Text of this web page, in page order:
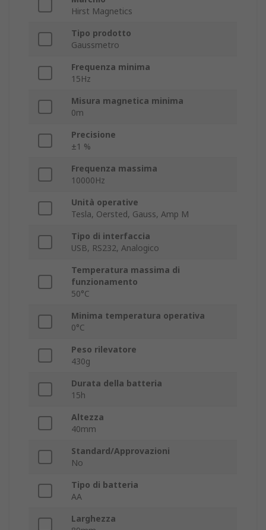
Hirst Magnetics
Tipo prodotto
Gaussmetro
Frequenza minima
15Hz
Misura magnetica minima
0m
Precisione
±1 %
Frequenza massima
10000Hz
Unità operative
Tesla, Oersted, Gauss, Amp M
Tipo di interfaccia
USB, RS232, Analogico
Temperatura massima di
funzionamento
50°C
Minima temperatura operativa
0°C
Peso rilevatore
430g
Durata della batteria
15h
Altezza
40mm
Standard/Approvazioni
No
Tipo di batteria
AA
Larghezza